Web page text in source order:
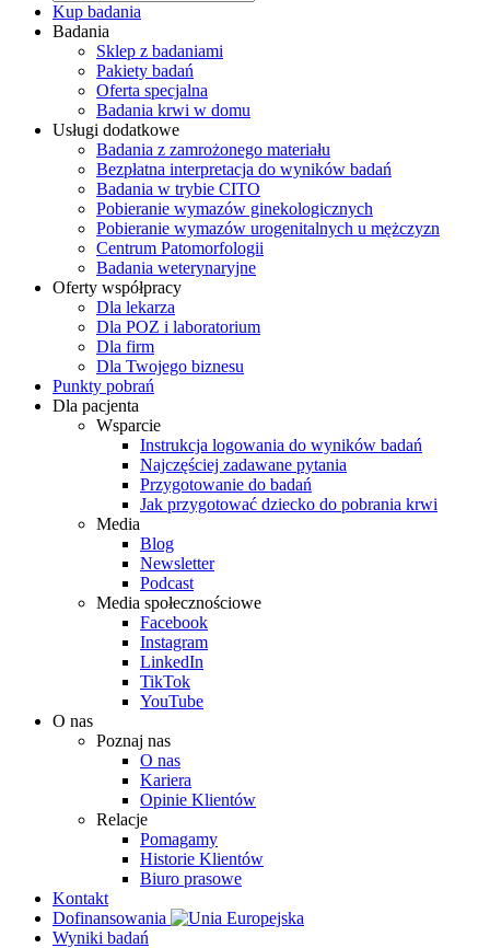
Kup badania
Badania
Sklep z badaniami
Pakiety badań
Oferta specjalna
Badania krwi w domu
Usługi dodatkowe
Badania z zamrożonego materiału
Bezpłatna interpretacja do wyników badań
Badania w trybie CITO
Pobieranie wymazów ginekologicznych
Pobieranie wymazów urogenitalnych u mężczyzn
Centrum Patomorfologii
Badania weterynaryjne
Oferty współpracy
Dla lekarza
Dla POZ i laboratorium
Dla firm
Dla Twojego biznesu
Punkty pobrań
Dla pacjenta
Wsparcie
Instrukcja logowania do wyników badań
Najczęściej zadawane pytania
Przygotowanie do badań
Jak przygotować dziecko do pobrania krwi
Media
Blog
Newsletter
Podcast
Media społecznościowe
Facebook
Instagram
LinkedIn
TikTok
YouTube
O nas
Poznaj nas
O nas
Kariera
Opinie Klientów
Relacje
Pomagamy
Historie Klientów
Biuro prasowe
Kontakt
Dofinansowania
Wyniki badań